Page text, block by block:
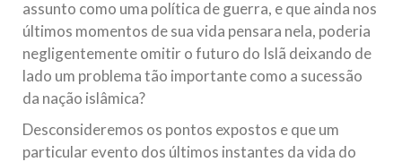
assunto como uma política de guerra, e que ainda nos
últimos momentos de sua vida pensara nela, poderia
negligentemente omitir o futuro do Islã deixando de
lado um problema tão importante como a sucessão
da nação islâmica?
Desconsideremos os pontos expostos e que um
particular evento dos últimos instantes da vida do